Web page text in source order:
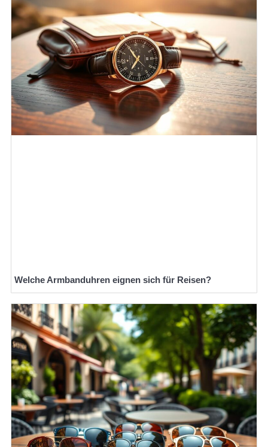
Welche Armbanduhren eignen sich für Reisen?